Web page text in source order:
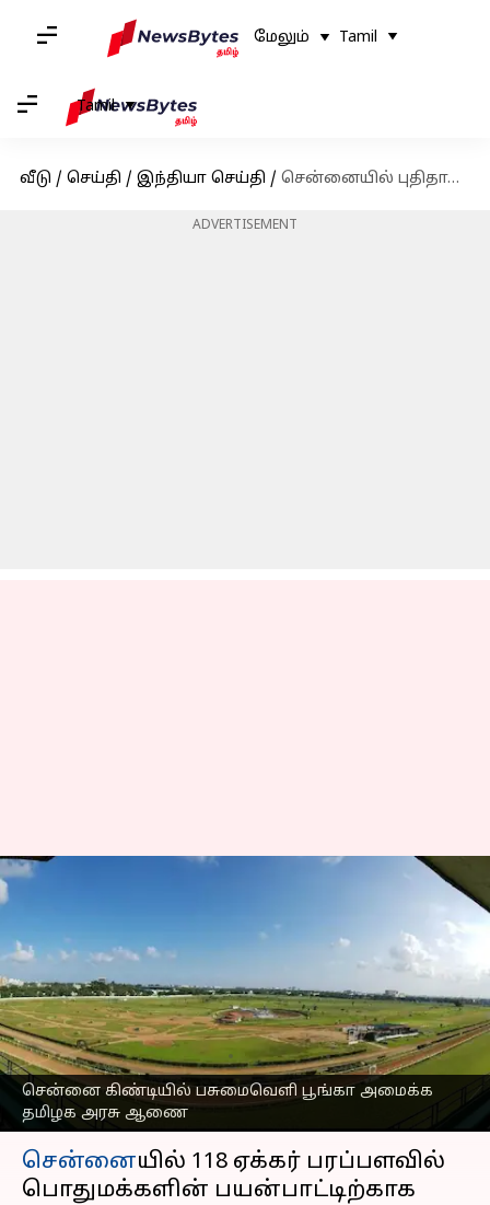
மேலும் Tamil
Tamil
வீடு / செய்தி / இந்தியா செய்தி / சென்னையில் புதிதாக 118 ஏக்கர் பரப்பில் பசுமைவெளி பூங்கா அமைக்க உள்ளதாக தமிழக அரசு அறிவிப்பு
ADVERTISEMENT
சென்னை கிண்டியில் பசுமைவெளி பூங்கா அமைக்க
தமிழக அரசு ஆணை
சென்னையில் புதிதாக 118
பசுமைவெளி பூங்கா
அமைக்க உள்ளதாக
தமிழக அரசு அறிவிப்பு
எழுதியவர் Sekar Chinnappan Sep 23, 2024 11:37 am
செய்தி முன்னோட்டம்
சென்னையில் 118 ஏக்கர் பரப்பளவில்
பொதுமக்களின் பயன்பாட்டிற்காக